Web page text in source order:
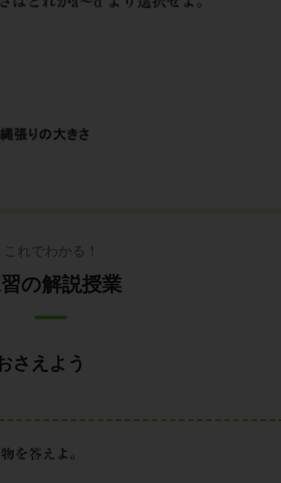
これでわかる！
の解説授業
さえよう